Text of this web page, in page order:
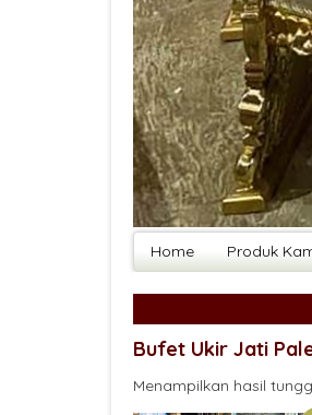
Home Produk
Bufet Ukir Jati
Menampilkan hasil